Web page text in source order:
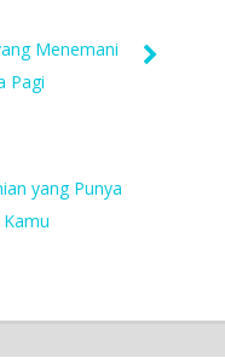
Menemani
Pagi
yang Punya